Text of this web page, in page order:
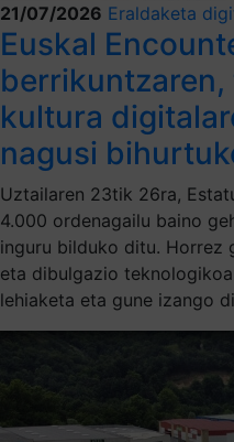
21/07/2026 Eraldaketa
Euskal
kultura
nagusi
Uztailaren 23tik 26ra,
4.000 ordenagailu baino
inguru bilduko ditu. Horrez
eta dibulgazio
lehiaketa eta gune izango